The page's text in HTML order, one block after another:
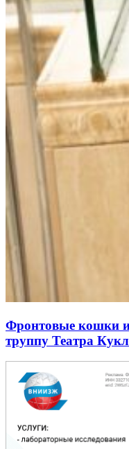
Фронтовые кошки
труппу Театра